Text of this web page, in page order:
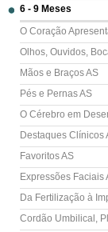
6 - 9 Meses
O Coração
Olhos, Ouvidos,
Mãos e Braços AS
Pés e Pernas AS
O Cérebro em
Destaques Clínicos
Favoritos AS
Expressões Faciais
Da Fertilização à
Cordão Umbilical,